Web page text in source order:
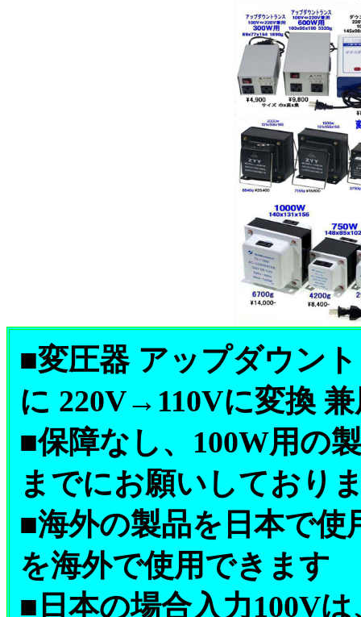
■変圧器 アップダウン
に 220V→110Vに変換
■保障なし、100W用の
までにお願いしており
■海外の製品を日本で
を海外で使用できます
■日本の場合入力100V